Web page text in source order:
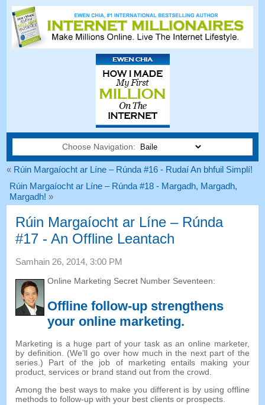
Choose Navigation:
« Rúin Margaíocht ar Líne – Rúnda #16 - Rudaí An bhfuil Simplí!
Rúin Margaíocht ar Líne – Rúnda #18 - Margadh, Margadh,
Margadh! »
Rúin Margaíocht ar Líne – Rúnda
#17 - An Offline Leantach
Samhain 26, 2014, 3:00 PM
Online Marketing Secret Number Seventeen:
Offline follow-up strengthens
your online marketing.
Marketing is a huge part of your task as an online marketer,
by definition. (We’ll go over how much in the next part of the
series.) Part of the job of marketing entails making your
product,services or brand stand out from the crowd.
Among the best ways to make you different is by using offline
methods to follow-up with your best clients or prospects.